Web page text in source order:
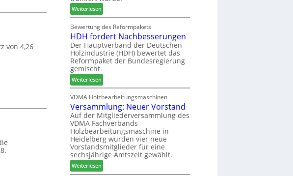
von 4,26
i
n
d
e
r
o
c
h
e
n
2
0
2
6
l
d
e
t
B
e
s
u
c
h
e
r
z
a
h
l
e
n
Weiterlesen:
C
h
a
t
b
o
t
h
i
l
f
t
b
e
i
P
r
o
Bewertung des Reformpakets
HDH fordert Nachbesserungen
Der Hauptverband der Deutschen
Holzindustrie (HDH) bewertet das
Reformpaket der Bundesregierung
gemischt.
Weiterlesen:
H
D
H
f
o
r
d
e
r
t
VDMA Holzbearbeitungsmaschinen
Versammlung: Neuer Vorstand
Auf der Mitgliederversammlung des
VDMA Fachverbands
Holzbearbeitungsmaschine in
Heidelberg wurden vier neue
Vorstandsmitglieder für eine
sechsjährige Amtszeit gewählt.
Weiterlesen:
V